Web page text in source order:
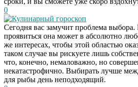
0
Кулинарный гороскоп
Сегодня вас замучит проблема выбора.
проявиться она может в абсолютно
же интересах, чтобы этой областью
таком случае вы рискуете лишь
что, конечно, немаловажно, но
некатастрофично. Выбирать лучше
для рыбы день неподходящий.